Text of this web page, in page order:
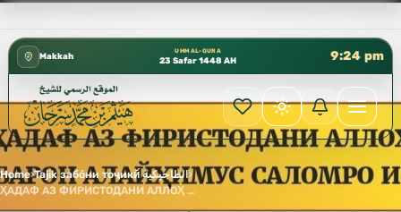
Makkah
UMM AL-QURA
23 Safar 1448 AH 9:24 pm
Home› Tajik забо́ни тоҷикӣ́ الطاجيكية ›
ҲАДАФ АЗ ФИРИСТОДАНИ АЛЛОҲ ПАЁМБАРОН АЛАЙҲИМУС САЛОМРО ИН АСТ: